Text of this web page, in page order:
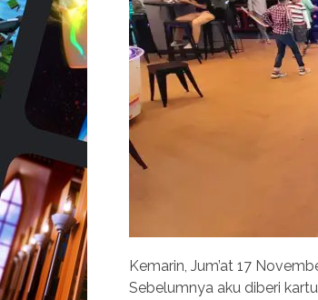
Kemarin, Jum’at 17
Sebelumnya aku diberi